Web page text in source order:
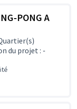
PONG A
du projet : -